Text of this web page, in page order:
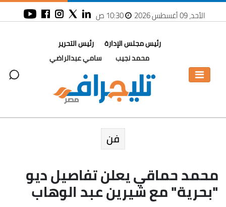
الأحد، 09 أغسطس 2026 10:30 ص
رئيس مجلس الإدارة
محمد نجيب
رئيس التحرير
سامي عبدالراضي
فن
محمد حماقي يعلن تفاصيل ديو
"بحرية" مع شيرين عبد الوهاب